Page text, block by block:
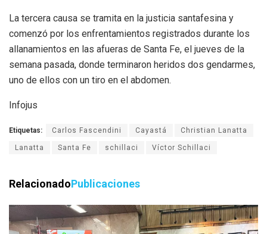
La tercera causa se tramita en la justicia santafesina y
comenzó por los enfrentamientos registrados durante los
allanamientos en las afueras de Santa Fe, el jueves de la
semana pasada, donde terminaron heridos dos gendarmes,
uno de ellos con un tiro en el abdomen.
Infojus
Etiquetas: Carlos Fascendini Cayastá Christian Lanatta
Lanatta Santa Fe schillaci Víctor Schillaci
RelacionadoPublicaciones